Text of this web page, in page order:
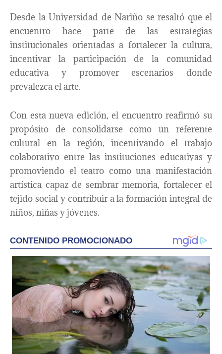
Desde la Universidad de Nariño se resaltó que el
encuentro hace parte de las estrategias
institucionales orientadas a fortalecer la cultura,
incentivar la participación de la comunidad
educativa y promover escenarios donde
prevalezca el arte.
Con esta nueva edición, el encuentro reafirmó su
propósito de consolidarse como un referente
cultural en la región, incentivando el trabajo
colaborativo entre las instituciones educativas y
promoviendo el teatro como una manifestación
artística capaz de sembrar memoria, fortalecer el
tejido social y contribuir a la formación integral de
niños, niñas y jóvenes.